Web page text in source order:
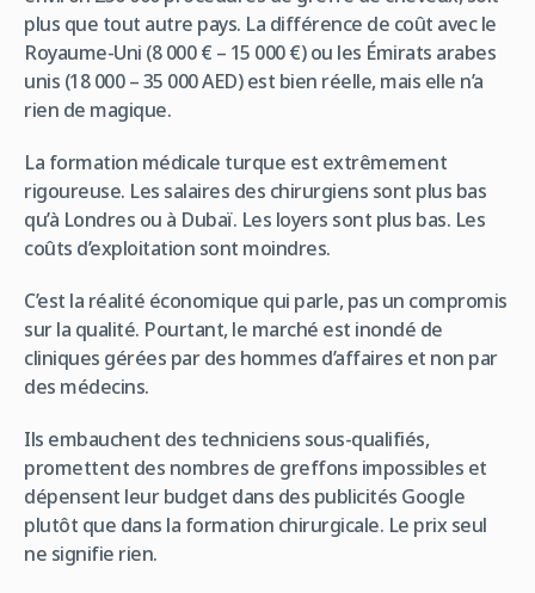
plus que tout autre pays. La différence de coût avec le
Royaume-Uni (8 000 € – 15 000 €) ou les Émirats arabes
unis (18 000 – 35 000 AED) est bien réelle, mais elle n’a
rien de magique.
La formation médicale turque est extrêmement
rigoureuse. Les salaires des chirurgiens sont plus bas
qu’à Londres ou à Dubaï. Les loyers sont plus bas. Les
coûts d’exploitation sont moindres.
C’est la réalité économique qui parle, pas un compromis
sur la qualité. Pourtant, le marché est inondé de
cliniques gérées par des hommes d’affaires et non par
des médecins.
Ils embauchent des techniciens sous-qualifiés,
promettent des nombres de greffons impossibles et
dépensent leur budget dans des publicités Google
plutôt que dans la formation chirurgicale. Le prix seul
ne signifie rien.